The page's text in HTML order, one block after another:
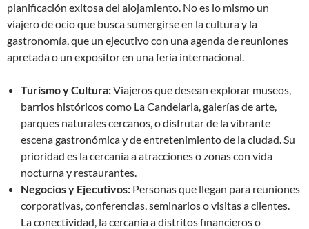
planificación exitosa del alojamiento. No es lo mismo un
viajero de ocio que busca sumergirse en la cultura y la
gastronomía, que un ejecutivo con una agenda de reuniones
apretada o un expositor en una feria internacional.
Turismo y Cultura:Viajeros que desean explorar museos,
barrios históricos como La Candelaria, galerías de arte,
parques naturales cercanos, o disfrutar de la vibrante
escena gastronómica y de entretenimiento de la ciudad. Su
prioridad es la cercanía a atracciones o zonas con vida
nocturna y restaurantes.
Negocios y Ejecutivos: Personas que llegan para reuniones
corporativas, conferencias, seminarios o visitas a clientes.
La conectividad, la cercanía a distritos financieros o